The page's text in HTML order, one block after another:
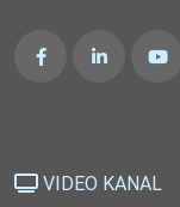
VIDEO KANAL